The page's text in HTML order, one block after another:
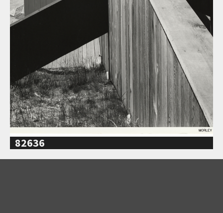
82636